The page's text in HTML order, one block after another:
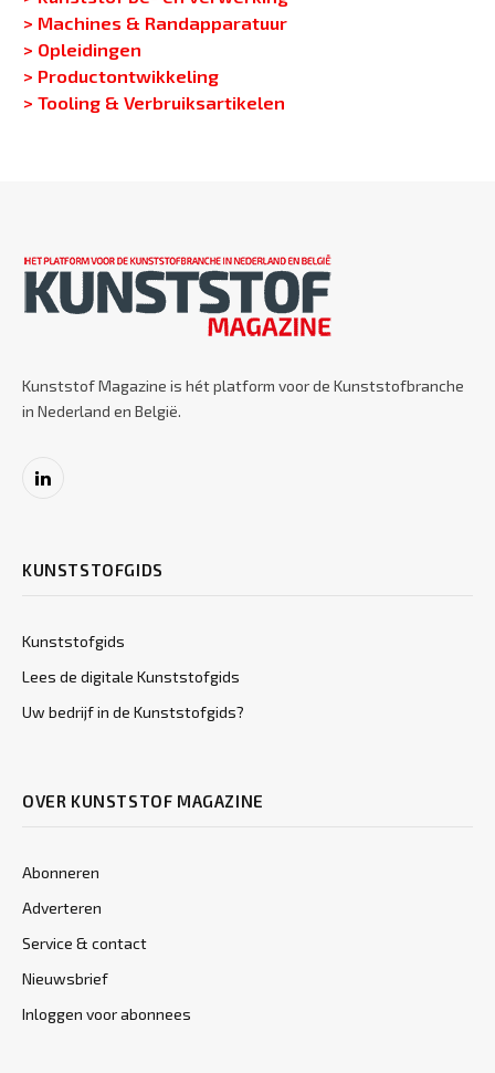
> Machines & Randapparatuur
> Opleidingen
> Productontwikkeling
> Tooling & Verbruiksartikelen
Kunststof Magazine is hét platform voor de Kunststofbranche
in Nederland en België.
LinkedIn
KUNSTSTOFGIDS
Kunststofgids
Lees de digitale Kunststofgids
Uw bedrijf in de Kunststofgids?
OVER KUNSTSTOF MAGAZINE
Abonneren
Adverteren
Service & contact
Nieuwsbrief
Inloggen voor abonnees